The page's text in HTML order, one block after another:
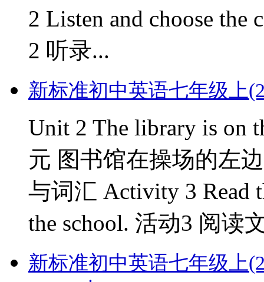
2 Listen and choose
2 听录...
新标准初中英语七年级上
Unit 2 The library is on
元 图书馆在操场的左
与词汇 Activity 3 Read
the school. 活动3 阅读
新标准初中英语七年级上